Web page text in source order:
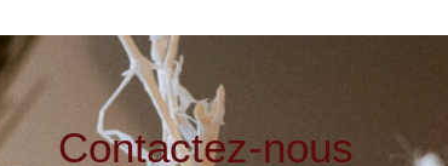
Contactez-nous